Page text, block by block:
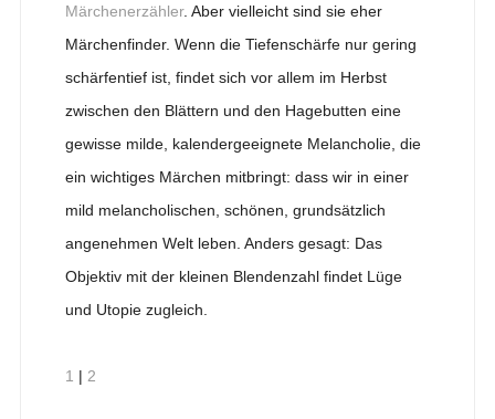
Märchenerzähler. Aber vielleicht sind sie eher
Märchenfinder. Wenn die Tiefenschärfe nur gering
schärfentief ist, findet sich vor allem im Herbst
zwischen den Blättern und den Hagebutten eine
gewisse milde, kalendergeeignete Melancholie, die
ein wichtiges Märchen mitbringt: dass wir in einer
mild melancholischen, schönen, grundsätzlich
angenehmen Welt leben. Anders gesagt: Das
Objektiv mit der kleinen Blendenzahl findet Lüge
und Utopie zugleich.
1 | 2